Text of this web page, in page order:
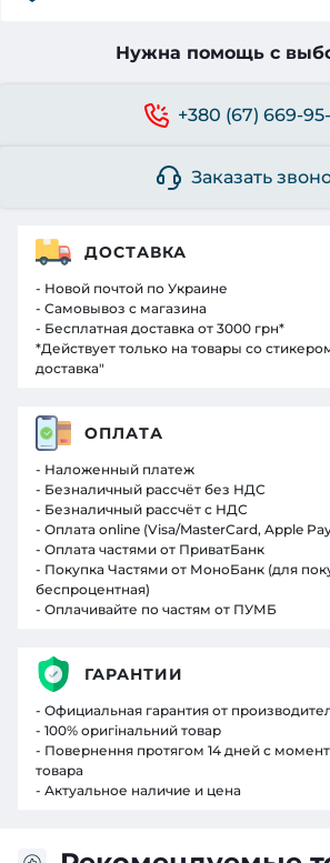
Нужна помощь с
+380 (67) 669-
Заказать
ДОСТАВКА
- Новой почтой по Украине
- Самовывоз с магазина
- Бесплатная доставка от 3000 грн*
*Действует только на товары со
доставка"
ОПЛАТА
- Наложенный платеж
- Безналичный рассчёт без НДС
- Безналичный рассчёт с НДС
- Оплата online (Visa/MasterCard, Apple
- Оплата частями от ПриватБанк
- Покупка Частями от МоноБанк (для
беспроцентная)
- Оплачивайте по частям от ПУМБ
ГАРАНТИИ
- Официальная гарантия от
- 100% оригінальний товар
- Повернення протягом 14 дней с
товара
- Актуальное наличие и цена